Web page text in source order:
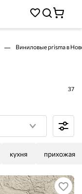
Виниловые prisma в
37
кухня прихожая